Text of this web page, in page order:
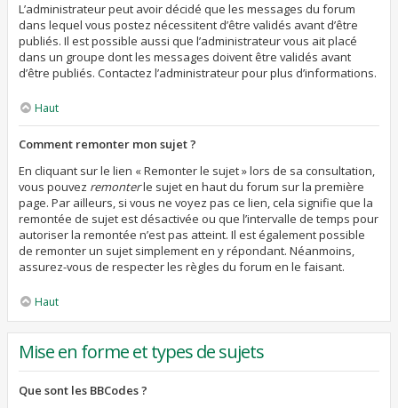
L’administrateur peut avoir décidé que les messages du forum
dans lequel vous postez nécessitent d’être validés avant d’être
publiés. Il est possible aussi que l’administrateur vous ait placé
dans un groupe dont les messages doivent être validés avant
d’être publiés. Contactez l’administrateur pour plus d’informations.
Haut
Comment remonter mon sujet ?
En cliquant sur le lien « Remonter le sujet » lors de sa consultation,
vous pouvez remonterle sujet en haut du forum sur la première
page. Par ailleurs, si vous ne voyez pas ce lien, cela signifie que la
remontée de sujet est désactivée ou que l’intervalle de temps pour
autoriser la remontée n’est pas atteint. Il est également possible
de remonter un sujet simplement en y répondant. Néanmoins,
assurez-vous de respecter les règles du forum en le faisant.
Haut
Mise en forme et types de sujets
Que sont les BBCodes ?